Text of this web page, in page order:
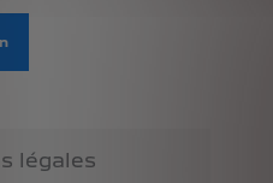
légales